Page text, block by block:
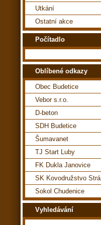
Utkání
Ostatní akce
Počítadlo
Oblíbené odkazy
Obec Budetice
Vebor s.r.o.
D-beton
SDH Budetice
Šumavanet
TJ Start Luby
FK Dukla Janovice
SK Kovodružstvo
Sokol Chudenice
Vyhledávání